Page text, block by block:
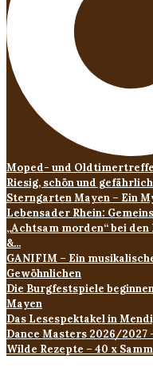
Moped- und
Riesig, schön und
Sterngarten Mayen – Ein
Lebensader Rhein:
„Achtsam morden“ bei
&...
GANIFIM – Ein
Gewöhnlichen
Die Burgfestspiele
Mayen
Das Lesespektakel in
Dance Masters 2026/2027
Wilde Rezepte – 40 x